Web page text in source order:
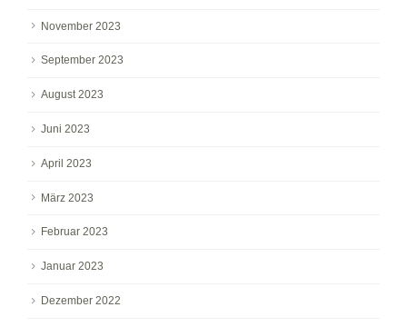
November 2023
September 2023
August 2023
Juni 2023
April 2023
März 2023
Februar 2023
Januar 2023
Dezember 2022